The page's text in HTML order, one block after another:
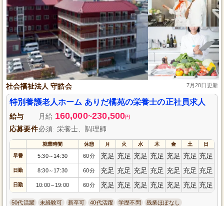
社会福祉法人 守皓会 7月28日更新
特別養護老人ホーム ありだ橘苑の栄養士の正社員求人
給与 月給 160,000~230,500円
応募要件必須: 栄養士、調理師
就業時間 休憩 月 火 水 木 金 土 日
早番 5:30～ 14:30 60分 充足 充足 充足 充足 充足 充足 充足
日勤 8:30～ 17:30 60分 充足 充足 充足 充足 充足 充足 充足
日勤 10:00～ 19:00 60分 充足 充足 充足 充足 充足 充足 充足
50代活躍 未経験可 新卒可 40代活躍 学歴不問 残業ほぼなし